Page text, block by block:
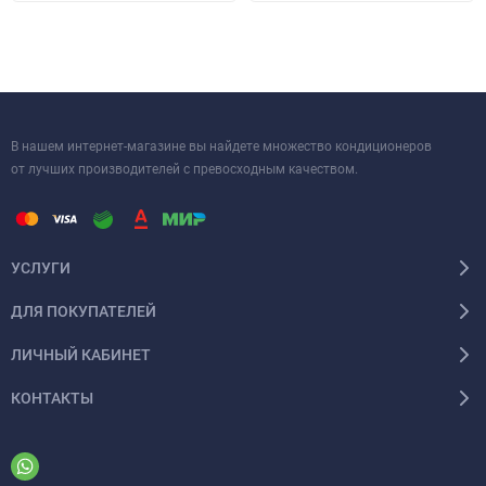
В нашем интернет-магазине вы найдете множество кондиционеров
от лучших производителей с превосходным качеством.
УСЛУГИ
ДЛЯ ПОКУПАТЕЛЕЙ
ЛИЧНЫЙ КАБИНЕТ
КОНТАКТЫ